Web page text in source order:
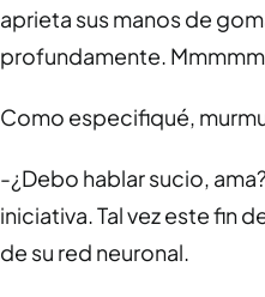
aprieta sus manos de
profundamente.
Como especifiqué,
-¿Debo hablar sucio,
iniciativa. Tal vez este fin
de su red neuronal.